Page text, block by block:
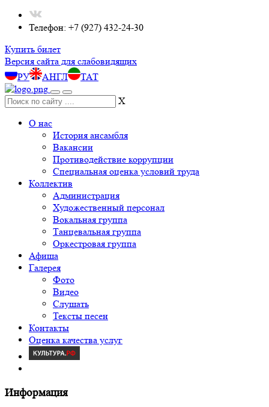
Телефон: +7 (927) 432-24-30
Купить билет
Версия сайта для слабовидящих
РУ
АНГЛ ТАТ
X
О нас
История ансамбля
Вакансии
Противодействие коррупции
Специальная оценка условий труда
Коллектив
Администрация
Художественный персонал
Вокальная группа
Танцевальная группа
Оркестровая группа
Афиша
Галерея
Фото
Видео
Слушать
Тексты песен
Контакты
Оценка качества услуг
Информация